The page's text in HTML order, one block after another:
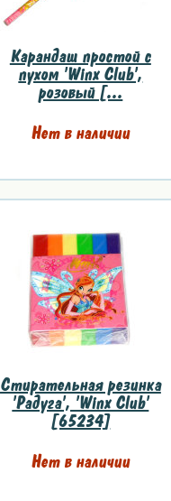
Карандаш простой с
пухом 'Winx Club',
розовый [...
Нет в наличии
Стирательная резинка
'Радуга', 'Winx Club'
[65234]
Нет в наличии